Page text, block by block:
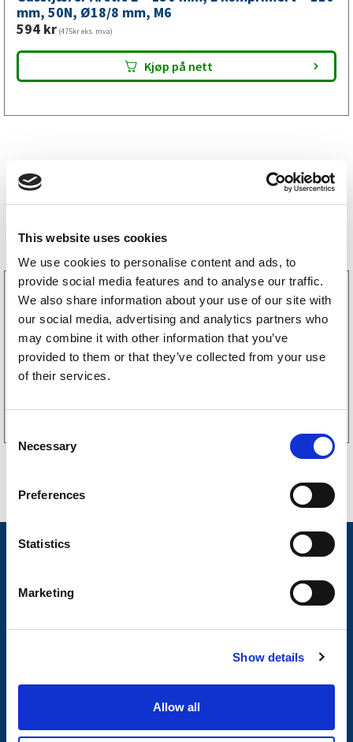
This website uses cookies
We use cookies to personalise content and ads, to
provide social media features and to analyse our traffic.
We also share information about your use of our site with
our social media, advertising and analytics partners who
may combine it with other information that you’ve
provided to them or that they’ve collected from your use
of their services.
n
Necessary
Preferences
Statistics
Marketing
Show details
Allow all
mm,
M6
antall
mm, 50N, Ø18/8 mm, M6
594 kr (475kr eks. mva)
Kjøp på nett
Bestselgere
3160052
LGF skilt Selvklebende
256kr (205kr eks. mva)
Nyheter
Kontakt